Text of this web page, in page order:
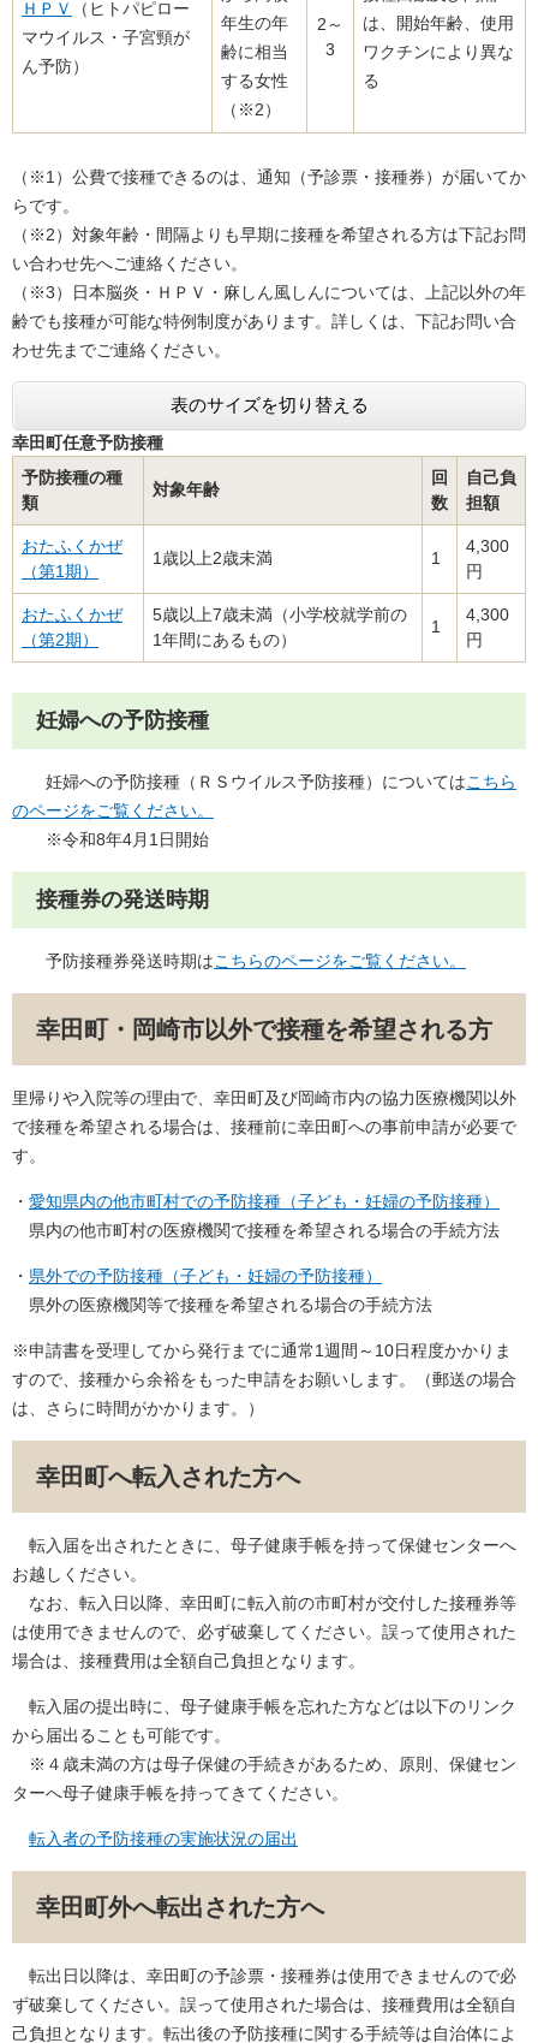
ＨＰＶ
（ヒトパピロー
マウイルス・子宮頸が
ん予防）
年生の年
齢に相当
する女性
（※2）
2～
3
は、開始年齢、使用
ワクチンにより異な
る
（※1）公費で接種できるのは、通知（予診票・接種券）が届いてか
らです。
（※2）対象年齢・間隔よりも早期に接種を希望される方は下記お問
い合わせ先へご連絡ください。
（※3）日本脳炎・ＨＰＶ・麻しん風しんについては、上記以外の年
齢でも接種が可能な特例制度があります。詳しくは、下記お問い合
わせ先までご連絡ください。​
表のサイズを切り替える
幸田町任意予防接種
予防接種の種
類
対象年齢
回
数
自己負
担額
おたふくかぜ
（第1期）
1歳以上2歳未満 1
4,300
円
おたふくかぜ
（第2期）
5歳以上7歳未満（小学校就学前の
1年間にあるもの）
1
4,300
円
妊婦への予防接種
妊婦への予防接種（ＲＳウイルス予防接種）についてはこちら
のページをご覧ください。
※令和8年4月1日開始
接種券の発送時期
予防接種券発送時期はこちらのページをご覧ください。
幸田町・岡崎市以外で接種を希望される方
里帰りや入院等の理由で、幸田町及び岡崎市内の協力医療機関以外
で接種を希望される場合は、接種前に幸田町への事前申請が必要で
す。
・ 愛知県内の他市町村での予防接種（子ども・妊婦の予防接種）
県内の他市町村の医療機関で接種を希望される場合の手続方法
・ 県外での予防接種（子ども・妊婦の予防接種）
県外の医療機関等で接種を希望される場合の手続方法
※申請書を受理してから発行までに通常1週間～10日程度かかりま
すので、接種から余裕をもった申請をお願いします。（郵送の場合
は、さらに時間がかかります。）
幸田町へ転入された方へ
転入届を出されたときに、母子健康手帳を持って保健センターへ
お越しください。
なお、転入日以降、幸田町に転入前の市町村が交付した接種券等
は使用できませんので、必ず破棄してください。誤って使用された
場合は、接種費用は全額自己負担となります。
転入届の提出時に、母子健康手帳を忘れた方などは以下のリンク
から届出ることも可能です。
※４歳未満の方は母子保健の手続きがあるため、原則、保健セン
ターへ母子健康手帳を持ってきてください。
転入者の予防接種の実施状況の届出
幸田町外へ転出された方へ
転出日以降は、幸田町の予診票・接種券は使用できませんので必
ず破棄してください。誤って使用された場合は、接種費用は全額自
己負担となります。転出後の予防接種に関する手続等は自治体によ